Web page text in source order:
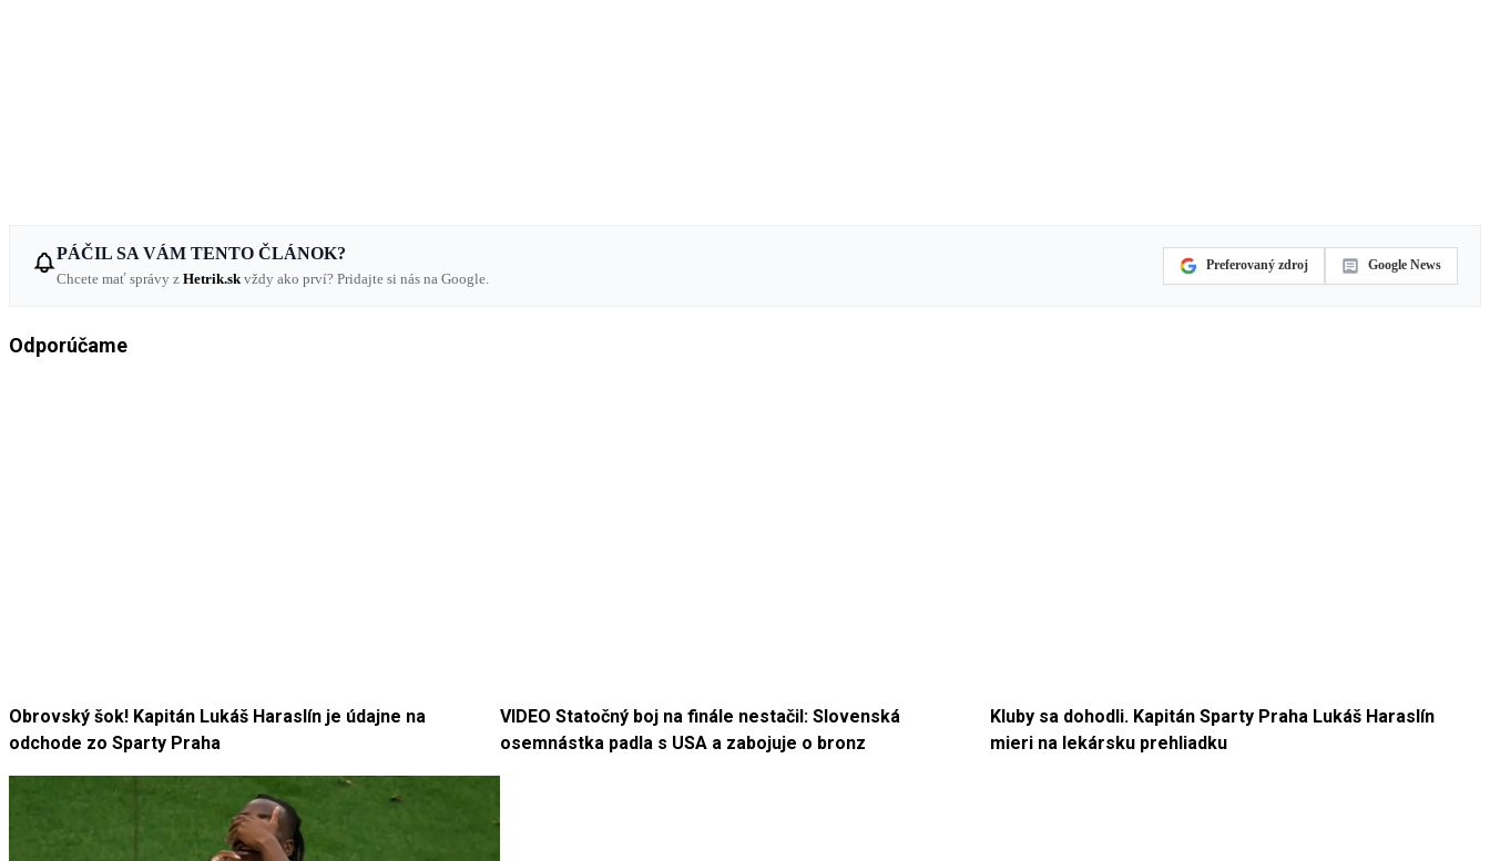
PÁČIL SA VÁM TENTO ČLÁNOK?
Chcete mať správy z Hetrik.sk vždy ako prví? Pridajte si nás na Google.
Preferovaný zdroj Google News
Odporúčame
Obrovský šok! Kapitán Lukáš Haraslín je údajne na
odchode zo Sparty Praha
VIDEO Statočný boj na finále nestačil: Slovenská
osemnástka padla s USA a zabojuje o bronz
Kluby sa dohodli. Kapitán Sparty Praha Lukáš Haraslín
mieri na lekársku prehliadku